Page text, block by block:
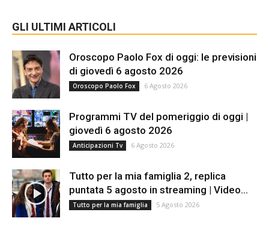
GLI ULTIMI ARTICOLI
Oroscopo Paolo Fox di oggi: le previsioni
di giovedì 6 agosto 2026
Oroscopo Paolo Fox 6 Agosto 2026
Programmi TV del pomeriggio di oggi |
giovedì 6 agosto 2026
Anticipazioni Tv 6 Agosto 2026
Tutto per la mia famiglia 2, replica
puntata 5 agosto in streaming | Video...
Tutto per la mia famiglia 5 Agosto 2026